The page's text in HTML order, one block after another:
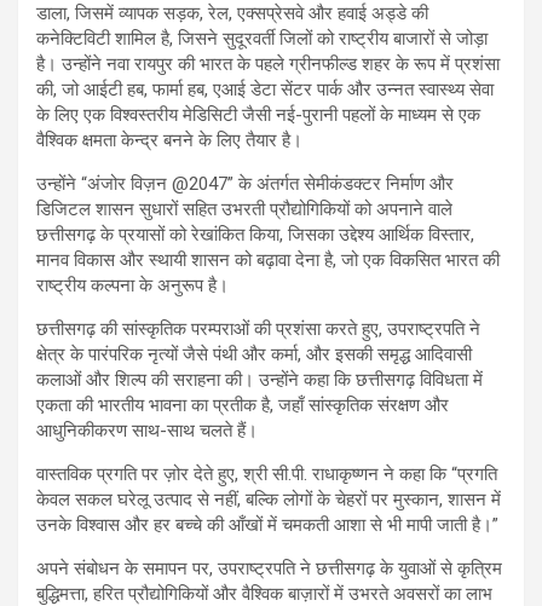
डाला, जिसमें व्यापक सड़क, रेल, एक्सप्रेसवे और हवाई अड्डे की
कनेक्टिविटी शामिल है, जिसने सुदूरवर्ती जिलों को राष्ट्रीय बाजारों से जोड़ा
है। उन्होंने नवा रायपुर की भारत के पहले ग्रीनफील्ड शहर के रूप में प्रशंसा
की, जो आईटी हब, फार्मा हब, एआई डेटा सेंटर पार्क और उन्नत स्वास्थ्य सेवा
के लिए एक विश्वस्तरीय मेडिसिटी जैसी नई-पुरानी पहलों के माध्यम से एक
वैश्विक क्षमता केन्द्र बनने के लिए तैयार है।
उन्होंने “अंजोर विज़न @2047” के अंतर्गत सेमीकंडक्टर निर्माण और
डिजिटल शासन सुधारों सहित उभरती प्रौद्योगिकियों को अपनाने वाले
छत्तीसगढ़ के प्रयासों को रेखांकित किया, जिसका उद्देश्य आर्थिक विस्तार,
मानव विकास और स्थायी शासन को बढ़ावा देना है, जो एक विकसित भारत की
राष्ट्रीय कल्पना के अनुरूप है।
छत्तीसगढ़ की सांस्कृतिक परम्पराओं की प्रशंसा करते हुए, उपराष्ट्रपति ने
क्षेत्र के पारंपरिक नृत्यों जैसे पंथी और कर्मा, और इसकी समृद्ध आदिवासी
कलाओं और शिल्प की सराहना की। उन्होंने कहा कि छत्तीसगढ़ विविधता में
एकता की भारतीय भावना का प्रतीक है, जहाँ सांस्कृतिक संरक्षण और
आधुनिकीकरण साथ-साथ चलते हैं।
वास्तविक प्रगति पर ज़ोर देते हुए, श्री सी.पी. राधाकृष्णन ने कहा कि “प्रगति
केवल सकल घरेलू उत्पाद से नहीं, बल्कि लोगों के चेहरों पर मुस्कान, शासन में
उनके विश्वास और हर बच्चे की आँखों में चमकती आशा से भी मापी जाती है।”
अपने संबोधन के समापन पर, उपराष्ट्रपति ने छत्तीसगढ़ के युवाओं से कृत्रिम
बुद्धिमत्ता, हरित प्रौद्योगिकियों और वैश्विक बाज़ारों में उभरते अवसरों का लाभ